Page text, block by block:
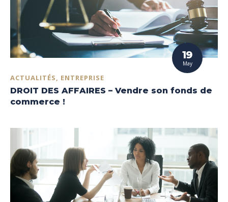
19
May
ACTUALITÉS, ENTREPRISE
DROIT DES AFFAIRES – Vendre son fonds de
commerce !